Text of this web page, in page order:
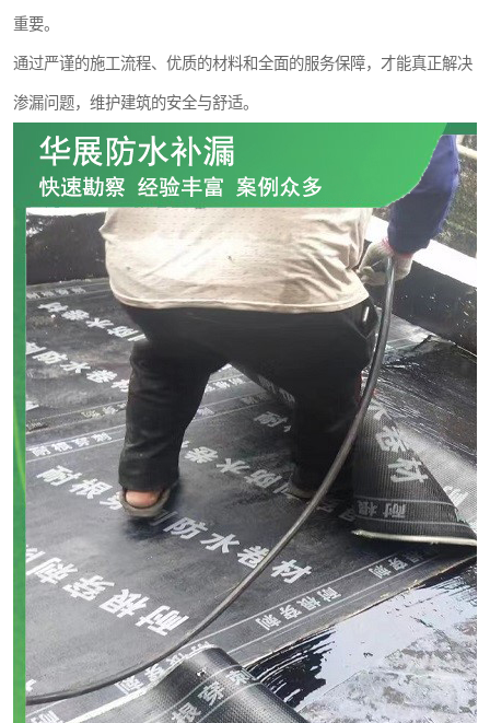
重要。
通过严谨的施工流程、优质的材料和全面的服务保障，才能真正解决
渗漏问题，维护建筑的安全与舒适。